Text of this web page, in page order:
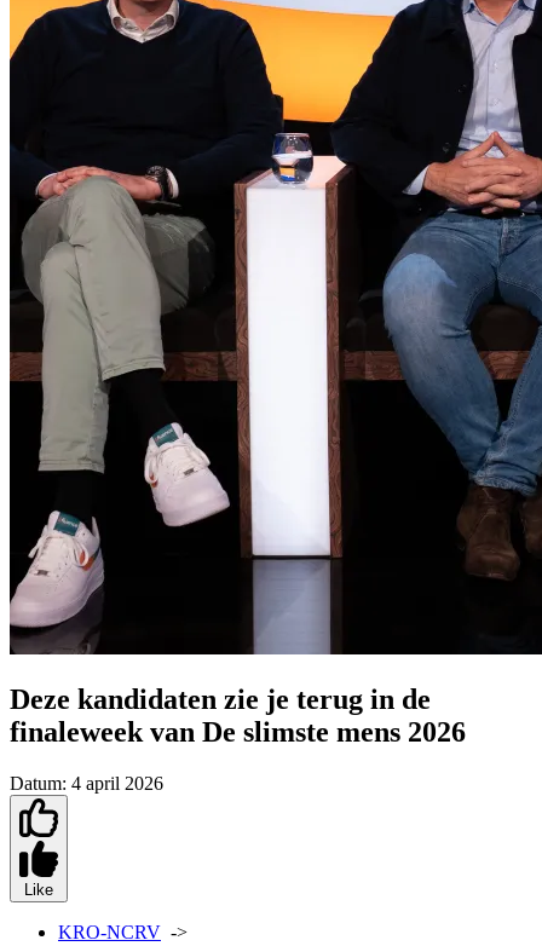
Deze kandidaten zie je terug in de
finaleweek van De slimste mens 2026
Datum: 4 april 2026
Like
KRO-NCRV ->